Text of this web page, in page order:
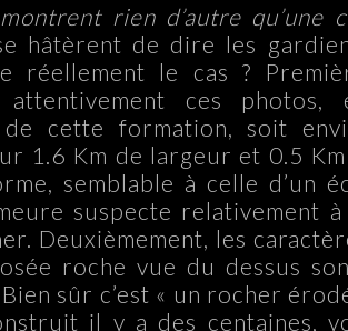
rien d’autre qu’une
hâtèrent de dire les
réellement le cas ?
attentivement ces
de cette formation, soit
1.6 Km de largeur et 0.5
semblable à celle d’un
suspecte relativement
Deuxièmement, les
roche vue du dessus
sûr c’est « un rocher
il y a des centaines,